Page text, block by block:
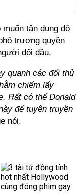
tận dụng độ
trương quyền
đối đầu.
quanh các đối thủ
chiếm lấy
Rất có thể Donald
để tuyên truyền
nói.